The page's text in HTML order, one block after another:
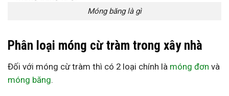
Móng băng là gì
Phân loại móng cừ tràm trong xây nhà
Đối với móng cừ tràm thì có 2 loại chính là móng đơn và
móng băng.